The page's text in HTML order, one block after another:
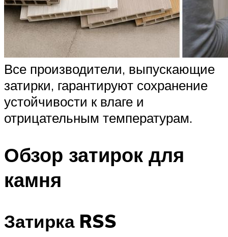
Все производители, выпускающие
затирки, гарантируют сохранение
устойчивости к влаге и
отрицательным температурам.
Обзор затирок для
камня
Затирка RSS